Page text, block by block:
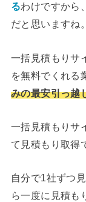
るわけですから
だと思いますね。
一括見積もりサ
を無料でくれる
みの最安引っ越
一括見積もりサ
て見積もり取得
自分で1社ずつ
ら一度に見積も